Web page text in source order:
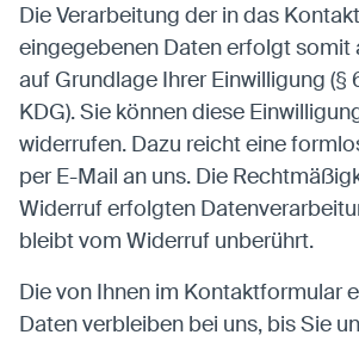
Die Verarbeitung der in das
eingegebenen Daten erfolgt somit
auf Grundlage Ihrer Einwilligung (§
KDG). Sie können diese
widerrufen. Dazu reicht eine
per E-Mail an uns. Die
Widerruf erfolgten
bleibt vom Widerruf unberührt.
Die von Ihnen im Kontaktformular
Daten verbleiben bei uns, bis Sie